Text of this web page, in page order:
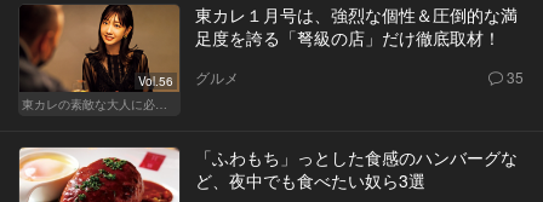
Vol.56
東カレ１月号は、強烈な個性＆圧倒的な満
足度を誇る「弩級の店」だけ徹底取材！
グルメ 35
「ふわもち」っとした食感のハンバーグな
ど、夜中でも食べたい奴ら3選